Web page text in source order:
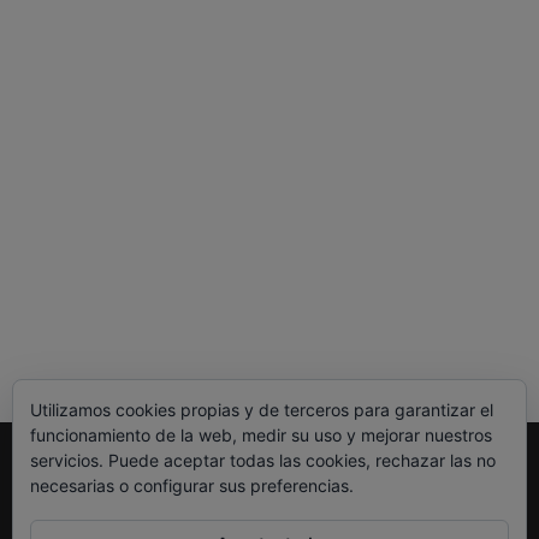
Legal
Utilizamos cookies propias y de terceros para garantizar el
funcionamiento de la web, medir su uso y mejorar nuestros
servicios. Puede aceptar todas las cookies, rechazar las no
necesarias o configurar sus preferencias.